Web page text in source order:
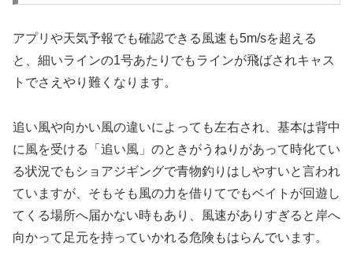
アプリや天気予報でも確認できる風速も5m/sを超える
と、細いラインの1号あたりでもラインが飛ばされキャス
トでさえやり難くなります。
追い風や向かい風の違いによっても左右され、基本は背中
に風を受ける「追い風」のときがうねりがあって時化てい
る状況でもショアジギングで青物釣りはしやすいと言われ
ていますが、そもそも風の力を借りてでもベイトが回遊し
てくる場所へ届かない時もあり、風速がありすぎると岸へ
向かって足元を持っていかれる危険もはらんでいます。